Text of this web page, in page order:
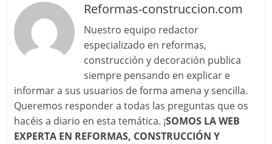
Reformas-construccion.com
Nuestro equipo redactor
especializado en reformas,
construcción y decoración publica
siempre pensando en explicar e
informar a sus usuarios de forma amena y sencilla.
Queremos responder a todas las preguntas que os
hacéis a diario en esta temática. ¡SOMOS LA WEB
EXPERTA EN REFORMAS, CONSTRUCCIÓN Y